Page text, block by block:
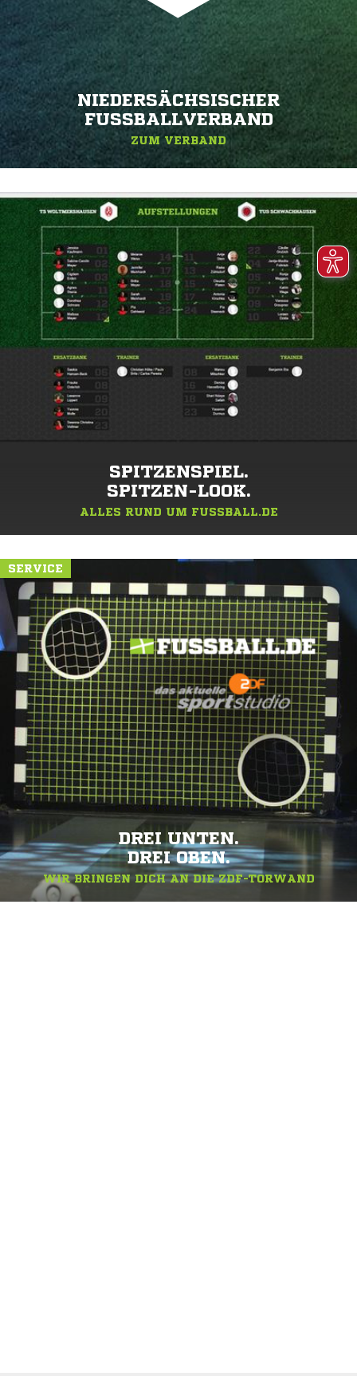
NIEDERSÄCHSISCHER
FUSSBALLVERBAND
ZUM VERBAND
SPITZENSPIEL.
SPITZEN-LOOK.
ALLES RUND UM FUSSBALL.DE
SERVICE
DREI UNTEN.
DREI OBEN.
WIR BRINGEN DICH AN DIE ZDF-TORWAND